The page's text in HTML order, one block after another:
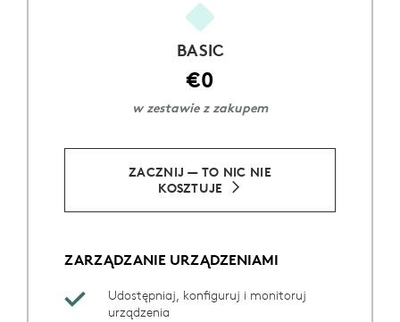
BASIC
€0
w zestawie z zakupem
ZACZNIJ — TO NIC NIE
KOSZTUJE
ZARZĄDZANIE URZĄDZENIAMI
Udostępniaj, konfiguruj i monitoruj
urządzenia